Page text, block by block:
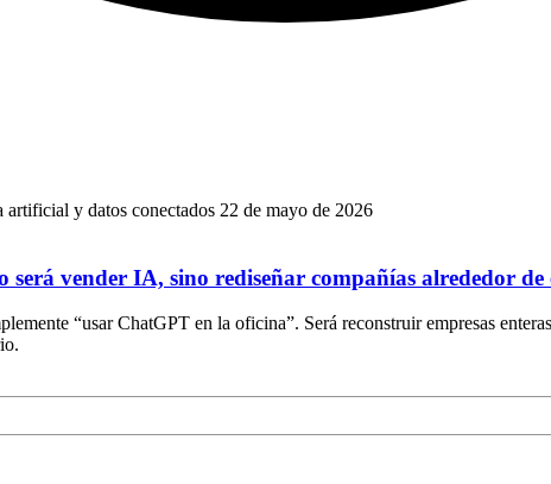
22 de mayo de 2026
vender IA, sino rediseñar compañías alrededor de
“usar ChatGPT en la oficina”. Será reconstruir empresas